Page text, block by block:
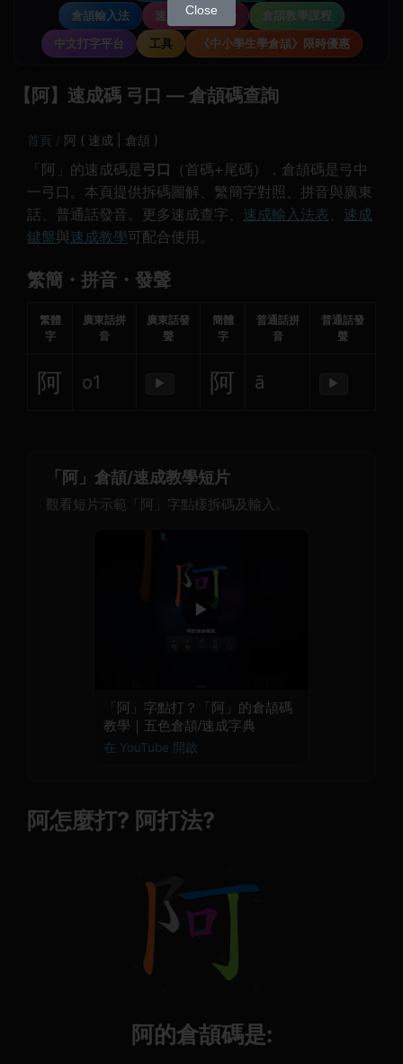
倉頡輸入法
速成輸入法教學
倉頡教學課程
中文打字平台
工具 《中小學生學倉頡》限時優惠
【阿】速成碼 弓口 — 倉頡碼查詢
首頁 阿 ( 速成 | 倉頡 )
「阿」的速成碼是 弓口 （首碼+尾碼），倉頡碼是弓中
一弓口。本頁提供拆碼圖解、繁簡字對照、拼音與廣東
話、普通話發音。更多速成查字、 速成輸入法表、 速成
鍵盤與速成教學可配合使用。
繁簡・拼音・發聲
繁體
字
廣東話拼
音
廣東話發
聲
簡體
字
普通話拼
音
普通話發
聲
阿 o1 ▶ 阿 ā ▶
「阿」倉頡/速成教學短片
觀看短片示範「阿」字點樣拆碼及輸入。
▶
「阿」字點打？「阿」的倉頡碼
教學｜五色倉頡/速成字典
在 YouTube 開啟
阿怎麼打? 阿打法?
阿的倉頡碼是:
Close